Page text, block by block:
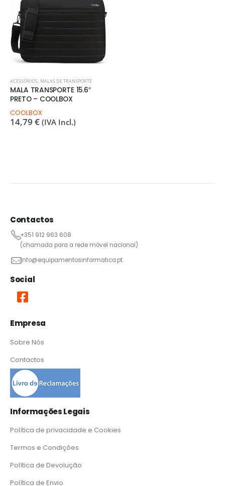
ACESSÓRIOS, MALAS DE TRANSPORTE
MALA TRANSPORTE 15.6″
PRETO – COOLBOX
COOLBOX
14,79 € (IVA Incl.)
Contactos
+351 912 963 608
(chamada para a rede móvel nacional)
info@equipamentosinformatica.pt
Social
Empresa
Sobre Nós
Contactos
Informações Legais
Política de privacidade e Cookies
Termos e Condições
Política de Devolução
Política de Envio